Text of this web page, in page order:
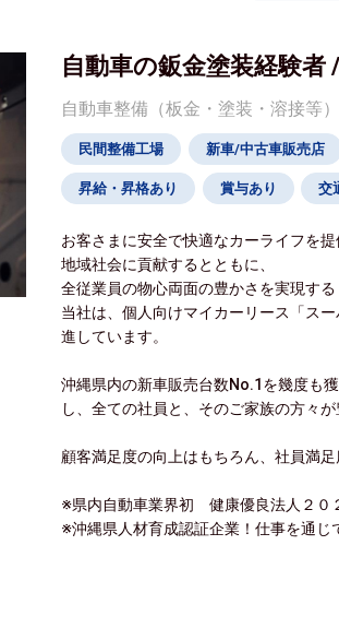
自動車の鈑金塗装経験者
自動車整備（板金・塗装・溶接等）
民間整備工場 新車/中古車販売店
昇給・昇格あり 賞与あり 交
お客さまに安全で快適なカーライフを提
地域社会に貢献するとともに、
全従業員の物心両面の豊かさを実現する
当社は、個人向けマイカーリース「ス
進しています。
沖縄県内の新車販売台数No.1を幾度も
し、全ての社員と、そのご家族の方々
顧客満足度の向上はもちろん、社員満
※県内自動車業界初 健康優良法人２０
※沖縄県人材育成認証企業！仕事を通じ